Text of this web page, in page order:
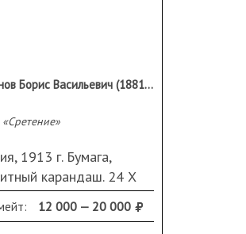
Смирнов Борис Васильевич (1881-1954)
«Сретение»
1913 г. Бумага,
карандаш. 24 Х
Загрязнения.
12 000 — 20 000